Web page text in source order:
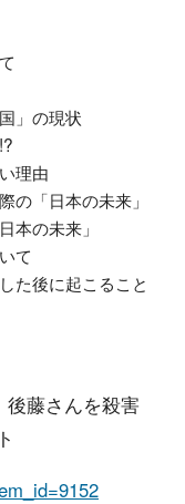
」の現状
理由
の「日本の未来」
本の未来」
て
た後に起こること
後藤さんを殺害